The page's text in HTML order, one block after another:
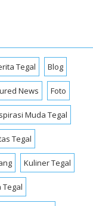
Tegal Blog
News Foto
Muda Tegal
Tegal
Kuliner Tegal
Tegal